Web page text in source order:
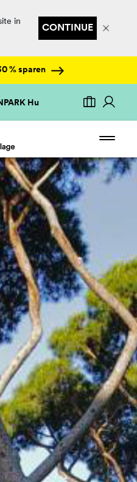
in
CONTINUE
% sparen
Hu